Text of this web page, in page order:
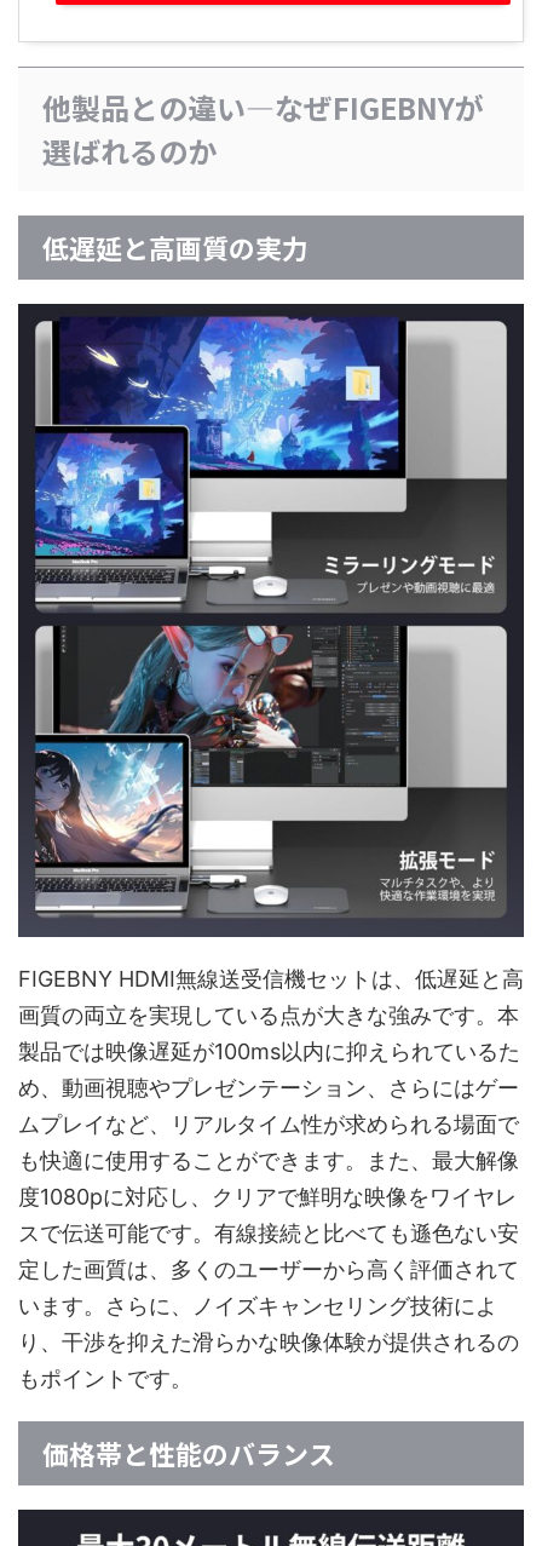
他製品との違い—なぜFIGEBNYが
選ばれるのか
低遅延と高画質の実力
FIGEBNY HDMI無線送受信機セットは、低遅延と高
画質の両立を実現している点が大きな強みです。本
製品では映像遅延が100ms以内に抑えられているた
め、動画視聴やプレゼンテーション、さらにはゲー
ムプレイなど、リアルタイム性が求められる場面で
も快適に使用することができます。また、最大解像
度1080pに対応し、クリアで鮮明な映像をワイヤレ
スで伝送可能です。有線接続と比べても遜色ない安
定した画質は、多くのユーザーから高く評価されて
います。さらに、ノイズキャンセリング技術によ
り、干渉を抑えた滑らかな映像体験が提供されるの
もポイントです。
価格帯と性能のバランス